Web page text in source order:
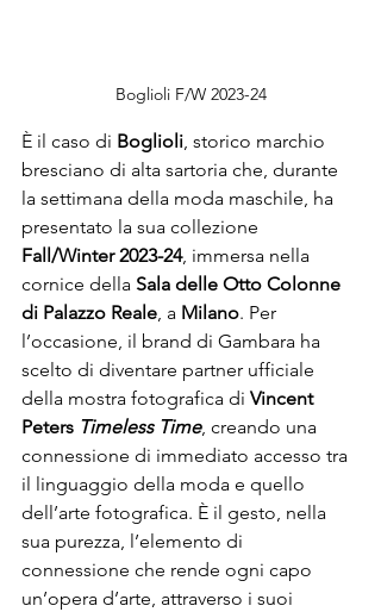
Boglioli F/W 2023-24
È il caso di Boglioli , storico marchio
bresciano di alta sartoria che, durante
la settimana della moda maschile, ha
presentato la sua collezione
Fall/Winter 2023-24, immersa nella
cornice della Sala delle Otto Colonne
di Palazzo Reale , a Milano. Per
l’occasione, il brand di Gambara ha
scelto di diventare partner ufficiale
della mostra fotografica di Vincent
Peters Timeless Time, creando una
connessione di immediato accesso tra
il linguaggio della moda e quello
dell’arte fotografica. È il gesto, nella
sua purezza, l’elemento di
connessione che rende ogni capo
un’opera d’arte, attraverso i suoi